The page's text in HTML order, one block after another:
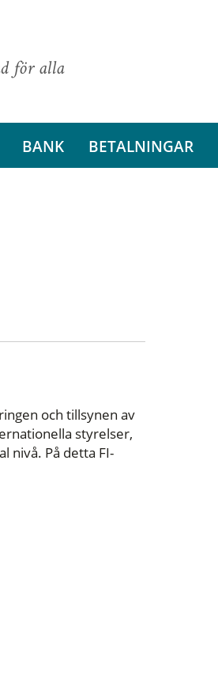
för alla
BANK BETALNINGAR
och tillsynen av
styrelser,
nivå. På detta FI-